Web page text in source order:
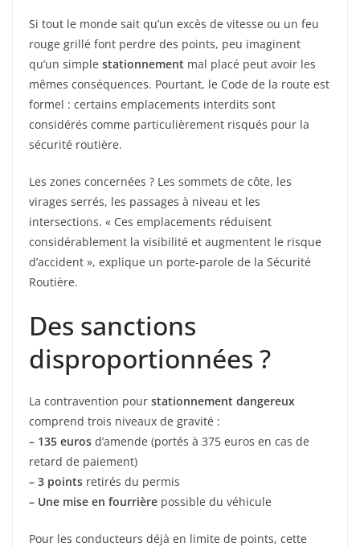
Si tout le monde sait qu’un excès de vitesse ou un feu
rouge grillé font perdre des points, peu imaginent
qu’un simple stationnement mal placé peut avoir les
mêmes conséquences. Pourtant, le Code de la route est
formel : certains emplacements interdits sont
considérés comme particulièrement risqués pour la
sécurité routière.
Les zones concernées ? Les sommets de côte, les
virages serrés, les passages à niveau et les
intersections. « Ces emplacements réduisent
considérablement la visibilité et augmentent le risque
d’accident », explique un porte-parole de la Sécurité
Routière.
Des sanctions
disproportionnées ?
La contravention pour stationnement dangereux
comprend trois niveaux de gravité :
– 135 euros d’amende (portés à 375 euros en cas de
retard de paiement)
– 3 points retirés du permis
– Une mise en fourrière possible du véhicule
Pour les conducteurs déjà en limite de points, cette